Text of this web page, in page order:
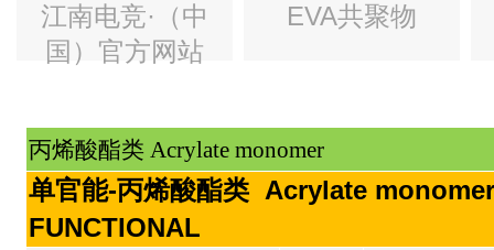
江南电竞·（中
国）官方网站
EVA共聚物
丙烯酸酯类 Acrylate monomer
单官能-丙烯酸酯类 Acrylate
FUNCTIONAL